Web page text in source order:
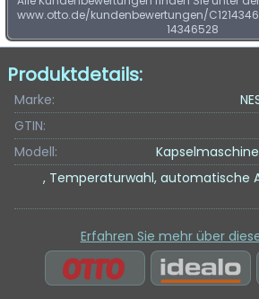
www.otto.de/kundenbewertungen/
14346528
Produktdetails:
Marke:
GTIN:
Modell:
Kapselmaschine
, Temperaturwahl, automatische
Erfahren Sie mehr über